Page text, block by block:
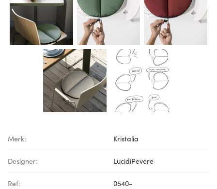
Merk: Kristalia
Designer: LucidiPevere
Ref: 0540-